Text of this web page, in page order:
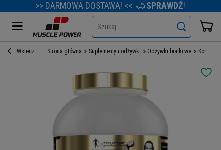
>> DARMOWA DOSTAWA! << SPRAWDŹ!
Szukaj
Wstecz Strona główna Suplementy i odżywki Odżywki białkowe